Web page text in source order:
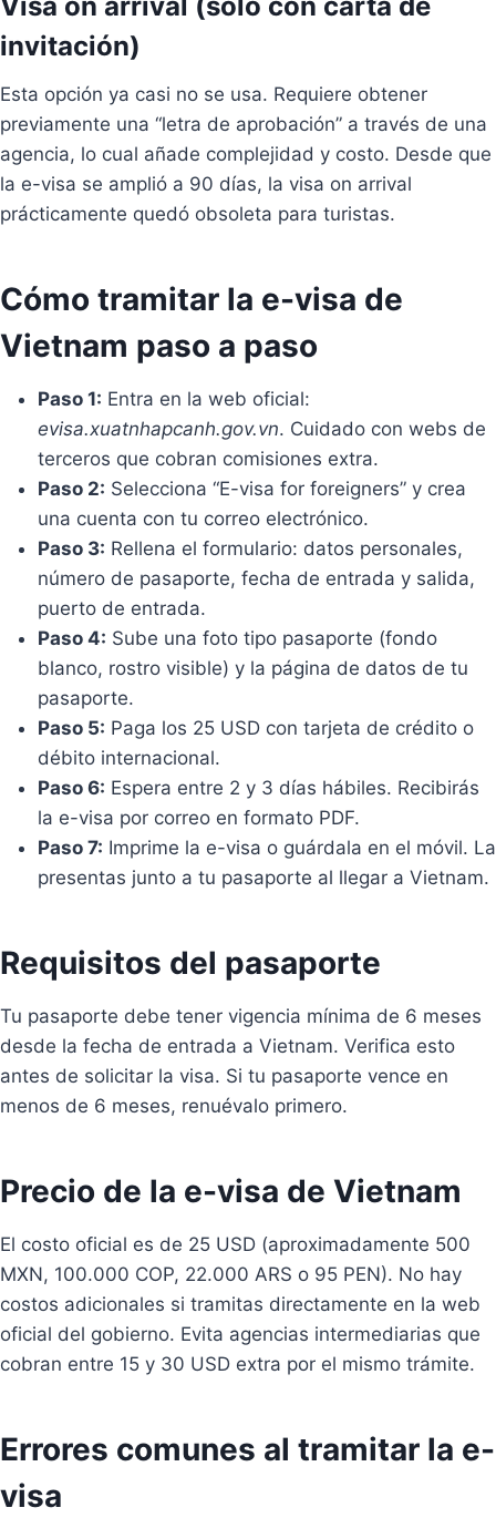
invitación)
Esta opción ya casi no se usa. Requiere obtener
previamente una “letra de aprobación” a través de una
agencia, lo cual añade complejidad y costo. Desde que
la e-visa se amplió a 90 días, la visa on arrival
prácticamente quedó obsoleta para turistas.
Cómo tramitar la e-visa de
Vietnam paso a paso
Paso 1: Entra en la web oficial:
evisa.xuatnhapcanh.gov.vn. Cuidado con webs de
terceros que cobran comisiones extra.
Paso 2: Selecciona “E-visa for foreigners” y crea
una cuenta con tu correo electrónico.
Paso 3: Rellena el formulario: datos personales,
número de pasaporte, fecha de entrada y salida,
puerto de entrada.
Paso 4: Sube una foto tipo pasaporte (fondo
blanco, rostro visible) y la página de datos de tu
pasaporte.
Paso 5: Paga los 25 USD con tarjeta de crédito o
débito internacional.
Paso 6: Espera entre 2 y 3 días hábiles. Recibirás
la e-visa por correo en formato PDF.
Paso 7: Imprime la e-visa o guárdala en el móvil. La
presentas junto a tu pasaporte al llegar a Vietnam.
Requisitos del pasaporte
Tu pasaporte debe tener vigencia mínima de 6 meses
desde la fecha de entrada a Vietnam. Verifica esto
antes de solicitar la visa. Si tu pasaporte vence en
menos de 6 meses, renuévalo primero.
Precio de la e-visa de Vietnam
El costo oficial es de 25 USD (aproximadamente 500
MXN, 100.000 COP, 22.000 ARS o 95 PEN). No hay
costos adicionales si tramitas directamente en la web
oficial del gobierno. Evita agencias intermediarias que
cobran entre 15 y 30 USD extra por el mismo trámite.
Errores comunes al tramitar la e-
visa